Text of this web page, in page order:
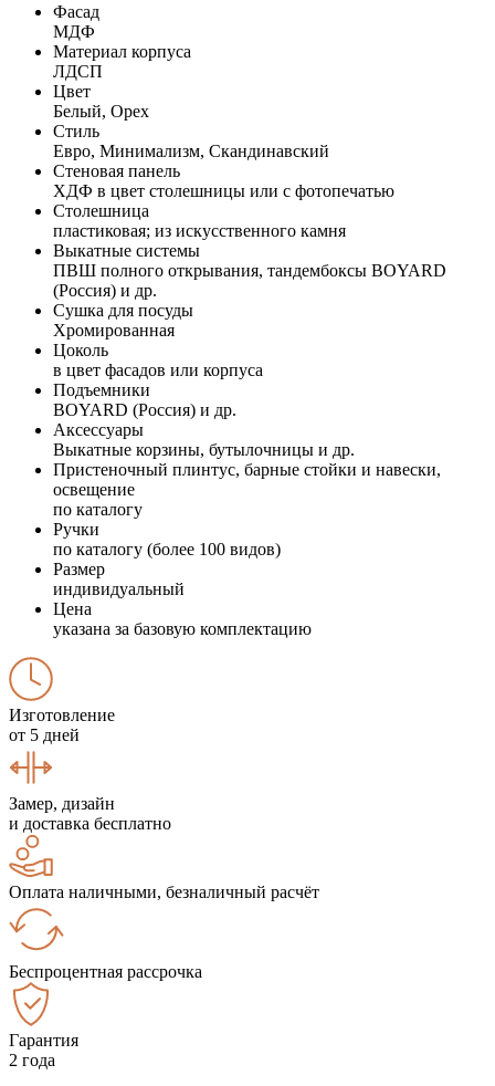
Фасад
МДФ
Материал корпуса
ЛДСП
Цвет
Белый, Орех
Стиль
Евро, Минимализм, Скандинавский
Стеновая панель
ХДФ в цвет столешницы или с фотопечатью
Столешница
пластиковая; из искусственного камня
Выкатные системы
ПВШ полного открывания, тандембоксы BOYARD
(Россия) и др.
Сушка для посуды
Хромированная
Цоколь
в цвет фасадов или корпуса
Подъемники
BOYARD (Россия) и др.
Аксессуары
Выкатные корзины, бутылочницы и др.
Пристеночный плинтус, барные стойки и навески,
освещение
по каталогу
Ручки
по каталогу (более 100 видов)
Размер
индивидуальный
Цена
указана за базовую комплектацию
Изготовление
от 5 дней
Замер, дизайн
и доставка бесплатно
Оплата наличными, безналичный расчёт
Беспроцентная рассрочка
Гарантия
2 года